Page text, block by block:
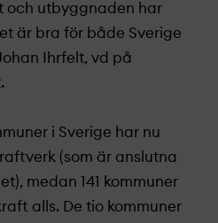
och utbyggnaden har
är bra för både Sverige
Ihrfelt, vd på
i Sverige har nu
(som är anslutna
medan 141 kommuner
alls. De tio kommuner